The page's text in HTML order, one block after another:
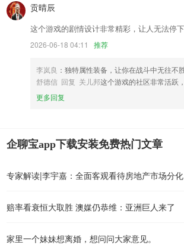
贡晴辰
这个游戏的剧情设计非常精彩，让人无法停下
2026-06-18 04:11 推荐
李岚良 ：独特属性装备，让你在战斗中无往不
舒德信 回复 关儿邦这个游戏的社区非常活跃
更多回复
企聊宝app下载安装免费热门文章
专家解读|李宇嘉：全面客观看待房地产市场分化
赔率看衰恒大取胜 澳媒仍恭维：亚洲巨人来了
家里一个妹妹想离婚，想问问大家意见。